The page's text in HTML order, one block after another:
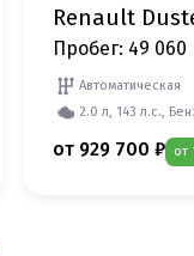
Renault
Пробег: 49 060
Автоматическая
2.0 л, 143 л.с.,
от 929 700 ₽ от